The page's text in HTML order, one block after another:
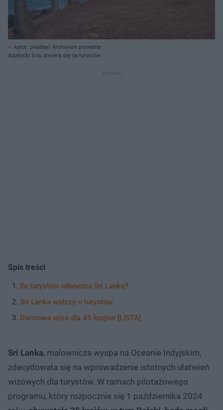
Autor: pixabay/ Archiwum prywatne
Azjatycki kraj otwiera się na turystów
Spis treści
Ilu turystów odwiedza Sri Lankę?
Sri Lanka walczy o turystów
Darmowa wiza dla 45 krajów [LISTA]
Sri Lanka, malownicza wyspa na Oceanie Indyjskim,
zdecydowała się na wprowadzenie istotnych ułatwień
wizowych dla turystów. W ramach pilotażowego
programu, który rozpocznie się 1 października 2024